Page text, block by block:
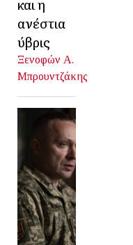
και η
ανέστια
ύβρις
Ξενοφών Α.
Μπρουντζάκης